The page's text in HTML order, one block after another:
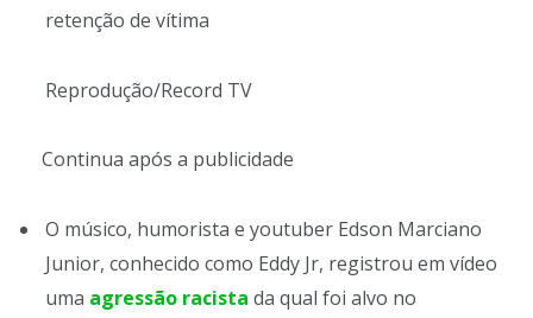
retenção de vítima
Reprodução/Record TV
Continua após a publicidade
O músico, humorista e youtuber Edson Marciano
Junior, conhecido como Eddy Jr, registrou em vídeo
uma agressão racista da qual foi alvo no